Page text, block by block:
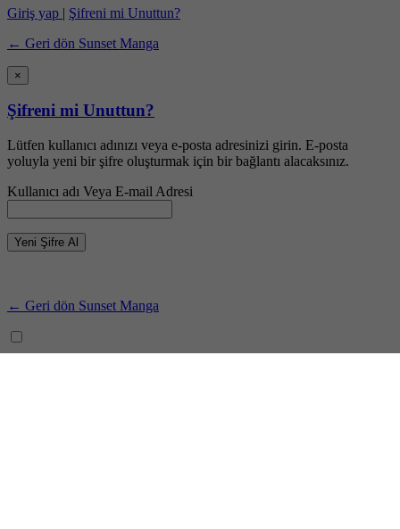
Giriş yap | Şifreni mi Unuttun?
← Geri dön Sunset Manga
×
Şifreni mi Unuttun?
Lütfen kullanıcı adınızı veya e-posta adresinizi girin. E-posta
yoluyla yeni bir şifre oluşturmak için bir bağlantı alacaksınız.
Kullanıcı adı Veya E-mail Adresi
← Geri dön Sunset Manga